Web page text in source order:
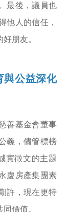
最後，議員也
他人的信任，
朋友。
公益深化
善基金會董事
義，儘管標榜
實徵文的主題
慶房產集團素
許，現在更特
價值。